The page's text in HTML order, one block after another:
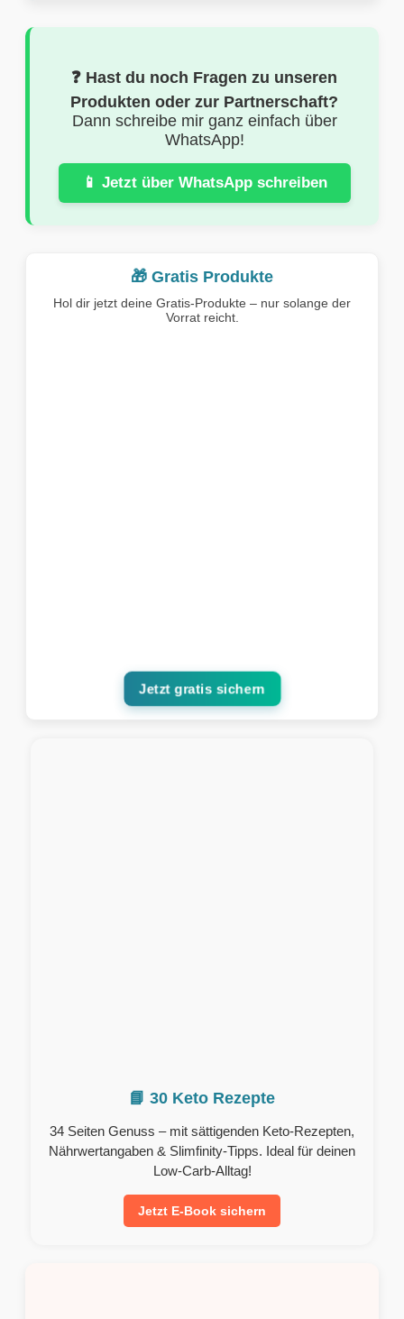
❓ Hast du noch Fragen zu unseren
Produkten oder zur Partnerschaft?
Dann schreibe mir ganz einfach über
WhatsApp!
📱 Jetzt über WhatsApp schreiben
🎁 Gratis Produkte
Hol dir jetzt deine Gratis-Produkte – nur solange der
Vorrat reicht.
Jetzt gratis sichern
📘 30 Keto Rezepte
34 Seiten Genuss – mit sättigenden Keto-Rezepten,
Nährwertangaben & Slimfinity-Tipps. Ideal für deinen
Low-Carb-Alltag!
Jetzt E-Book sichern